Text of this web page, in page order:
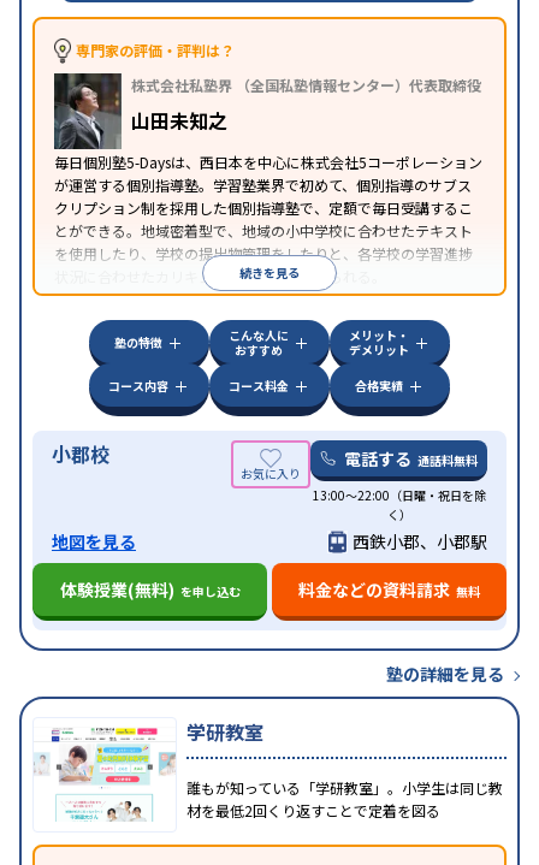
特徴
中高一貫校生に対応
可能不登校生に対応オンライン対応1科目から受
講可能 季節講習のみの受講可
対応自習室あり
専門家の評価・評判は？
株式会社私塾界 （全国私塾情報センター）代表取締役
山田未知之
毎日個別塾5-Daysは、西日本を中心に株式会社5コーポレーション
が運営する個別指導塾。学習塾業界で初めて、個別指導のサブス
クリプション制を採用した個別指導塾で、定額で毎日受講するこ
とができる。地域密着型で、地域の小中学校に合わせたテキスト
を使用したり、学校の提出物管理をしたりと、各学校の学習進捗
状況に合わせたカリキュラムで指導が受けられる。
続きを見る
塾の特徴
こんな人に
おすすめ
メリット・
デメリット
コース内容
コース料金 合格実績
小郡校 電話する 通話料無料
13:00～22:00（日曜・祝日を除
く）
地図を見る
西鉄小郡、小郡駅
体験授業(無料) を申し込む 料金などの資料請求 無料
塾の詳細を見る
学研教室
誰もが知っている「学研教室」。小学生は同じ教
材を最低2回くり返すことで定着を図る